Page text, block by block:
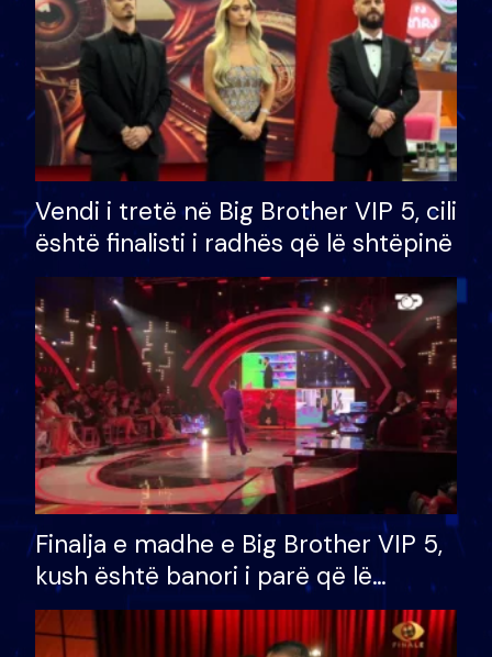
Vendi i tretë në Big Brother VIP 5, cili
është finalisti i radhës që lë shtëpinë
Finalja e madhe e Big Brother VIP 5,
kush është banori i parë që lë
shtëpinë dhe humb mundësinë për
të fituar çmimin e madh